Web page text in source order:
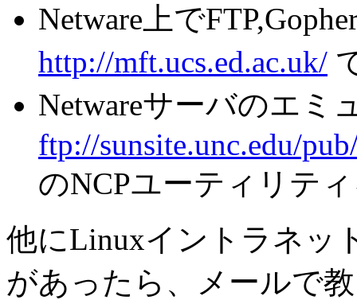
Netware上で
http://mft.ucs.ed.ac.uk/
Netwareサーバのエミ
ftp://sunsite.unc.edu/
のNCPユーティリテ
他にLinuxイントラネッ
があったら、メールで